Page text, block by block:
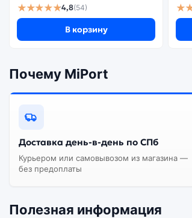
★★★★★4,8(54)
В корзину
Почему MiPort
Доставка день-в-день по СПб
Курьером или самовывозом из магазина —
без предоплаты
Полезная информация